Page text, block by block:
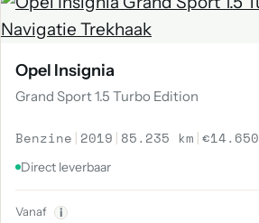
Opel Insignia
Grand Sport 1.5 Turbo Edition
Benzine | 2019 | 85.235 km |€14.650
Direct leverbaar
Vanaf i